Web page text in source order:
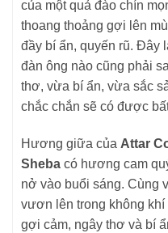
của một quả đào chín
thoang thoảng gợi lên
đầy bí ẩn, quyến rũ.
đàn ông nào cũng phải
thơ, vừa bí ẩn, vừa sắc
chắc chắn sẽ có được
Hương giữa của Attar
Sheba có hương cam
nở vào buổi sáng. Cùng
vươn lên trong không
gợi cảm, ngây thơ và bí